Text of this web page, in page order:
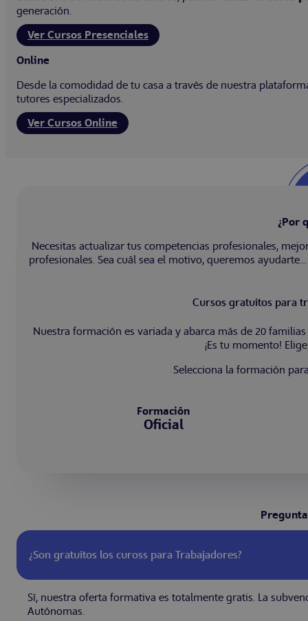
generación.
Ver Cursos Presenciales
Online
Desde la comodidad de tu casa a través de nuestra
tutores especializados.
Ver Cursos Online
¿Por
Necesitas actualizar tus competencias profesionales,
profesionales. Sea cuál sea el motivo, queremos
Cursos gratuitos para
Nuestra formación es variada y abarca más de 20
¡Es tu momento!
Selecciona la formación
Formación
Oficial
¿Son gratuitos los cuross para Trabajadores?
Sí, nuestra oferta formativa es totalmente gratis. La
Autónomas.